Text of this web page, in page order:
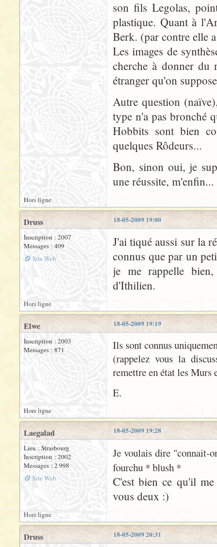
son fils Legolas,
plastique. Quant à
Berk. (par contre elle
Les images de
cherche à donner du
étranger qu'on
Autre question
type n'a pas bronché
Hobbits sont bien
quelques Rôdeurs...
Bon, sinon oui, je
une réussite, m'enfin...
Hors ligne
18-05-2009 19:00
Druss
Inscription : 2007
Messages : 409
Site Web
J'ai tiqué aussi sur la
connus que par un
je me rappelle
d'Ithilien.
Hors ligne
18-05-2009 19:19
Elwe
Inscription : 2003
Messages : 871
Ils sont connus
(rappelez vous la
remettre en état les Murs
E.
Hors ligne
18-05-2009 19:28
Laegalad
Lieu : Strasbourg
Inscription : 2002
Messages : 2 998
Site Web
Je voulais dire "connait-
fourchu * blush *
C'est bien ce qu'il
vous deux :)
Hors ligne
18-05-2009 20:31
Druss